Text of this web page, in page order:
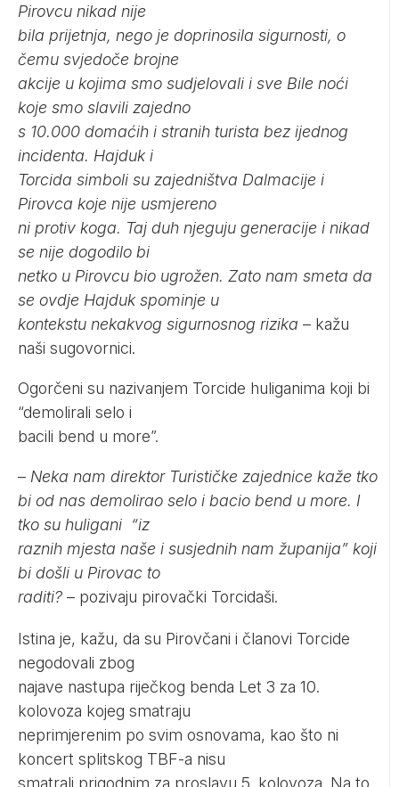
Pirovcu nikad nije
bila prijetnja, nego je doprinosila sigurnosti, o
čemu svjedoče brojne
akcije u kojima smo sudjelovali i sve Bile noći
koje smo slavili zajedno
s 10.000 domaćih i stranih turista bez ijednog
incidenta. Hajduk i
Torcida simboli su zajedništva Dalmacije i
Pirovca koje nije usmjereno
ni protiv koga. Taj duh njeguju generacije i nikad
se nije dogodilo bi
netko u Pirovcu bio ugrožen. Zato nam smeta da
se ovdje Hajduk spominje u
kontekstu nekakvog sigurnosnog rizika – kažu
naši sugovornici.
Ogorčeni su nazivanjem Torcide huliganima koji bi
“demolirali selo i
bacili bend u more”.
– Neka nam direktor Turističke zajednice kaže tko
bi od nas demolirao selo i bacio bend u more. I
tko su huligani “iz
raznih mjesta naše i susjednih nam županija” koji
bi došli u Pirovac to
raditi? – pozivaju pirovački Torcidaši.
Istina je, kažu, da su Pirovčani i članovi Torcide
negodovali zbog
najave nastupa riječkog benda Let 3 za 10.
kolovoza kojeg smatraju
neprimjerenim po svim osnovama, kao što ni
koncert splitskog TBF-a nisu
smatrali prigodnim za proslavu 5. kolovoza. Na to,